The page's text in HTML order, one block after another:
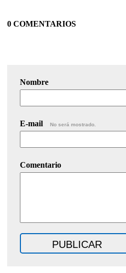
0 COMENTARIOS
Nombre
E-mail No será mostrado.
Comentario